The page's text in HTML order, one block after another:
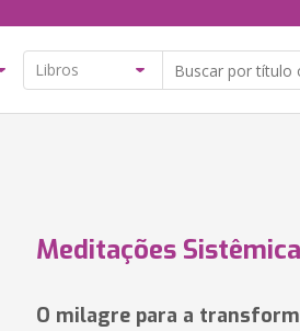
Meditações
O milagre para a